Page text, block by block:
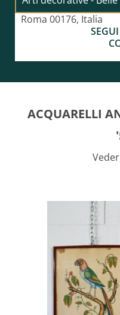
Roma 00176, Italia
ACQUARELLI